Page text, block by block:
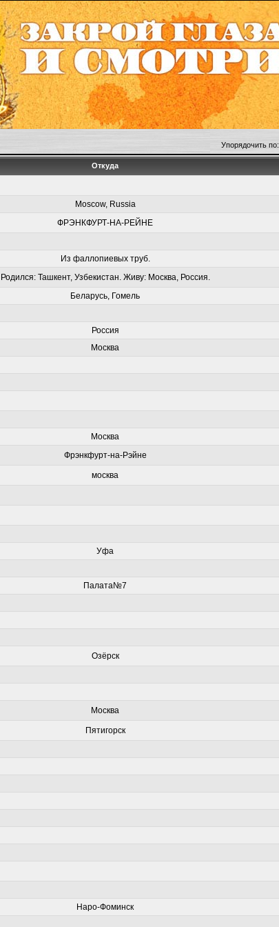
Упорядочить по:
Откуда
Moscow, Russia
ФРЭНКФУРТ-НА-РЕЙНЕ
Из фаллопиевых труб.
Родился: Ташкент, Узбекистан. Живу: Москва, Россия.
Беларусь, Гомель
Россия
Москва
Москва
Фрэнкфурт-на-Рэйне
москва
Уфа
Палата№7
Озёрск
Москва
Пятигорск
Наро-Фоминск